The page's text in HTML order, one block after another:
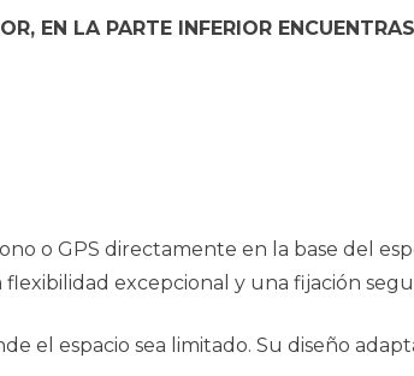
EN LA PARTE INFERIOR
o GPS directamente en la base del
excepcional y una fijación
el espacio sea limitado. Su diseño